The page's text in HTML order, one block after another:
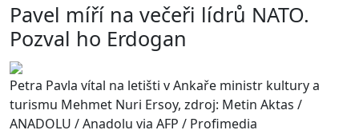
Pavel míří na večeři lídrů NATO.
Pozval ho Erdogan
Petra Pavla vítal na letišti v Ankaře ministr kultury a
turismu Mehmet Nuri Ersoy, zdroj: Metin Aktas /
ANADOLU / Anadolu via AFP / Profimedia